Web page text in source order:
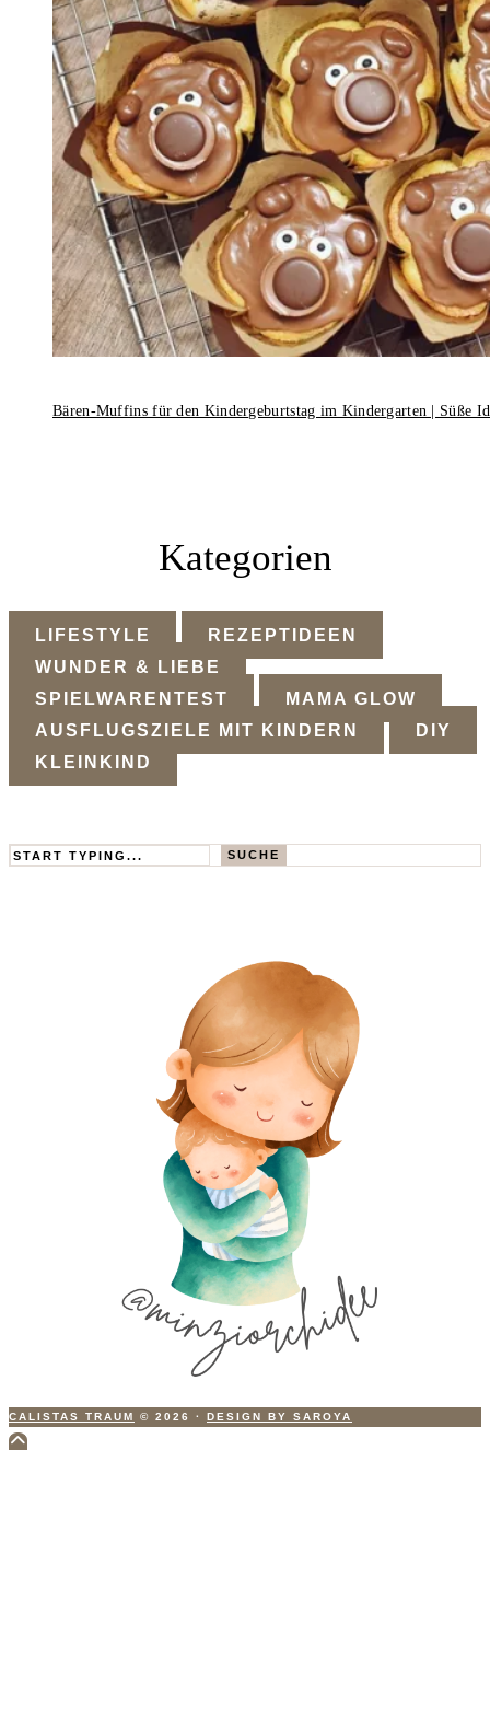
Bären-Muffins für den Kindergeburtstag im Kindergarten | Süße
Kategorien
LIFESTYLE
REZEPTIDEEN
WUNDER & LIEBE
SPIELWARENTEST
MAMA GLOW
AUSFLUGSZIELE MIT KINDERN
DIY
KLEINKIND
Search SUCHE
CALISTAS TRAUM © 2026 · DESIGN BY SAROYA
Scroll